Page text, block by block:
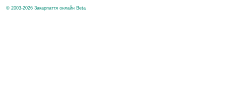
© 2003-2026 Закарпаття онлайн Beta